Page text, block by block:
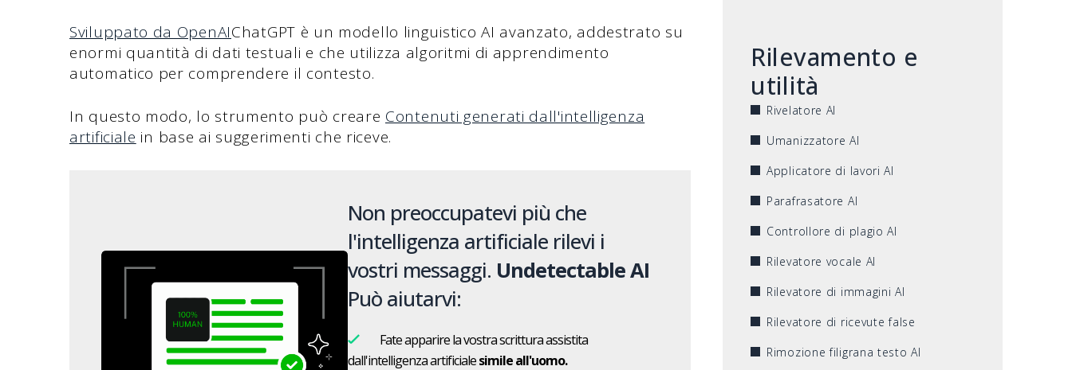
Sviluppato da OpenAIChatGPT è un modello linguistico AI avanzato, addestrato su
enormi quantità di dati testuali e che utilizza algoritmi di apprendimento
automatico per comprendere il contesto.
In questo modo, lo strumento può creare Contenuti generati dall'intelligenza
artificiale in base ai suggerimenti che riceve.
Non preoccupatevi più che
l'intelligenza artificiale rilevi i
vostri messaggi. Undetectable AI
Può aiutarvi:
Fate apparire la vostra scrittura assistita
dall'intelligenza artificialesimile all'uomo.
Rilevamento e
utilità
Rivelatore AI
Umanizzatore AI
Applicatore di lavori AI
Parafrasatore AI
Controllore di plagio AI
Rilevatore vocale AI
Rilevatore di immagini AI
Rilevatore di ricevute false
Rimozione filigrana testo AI